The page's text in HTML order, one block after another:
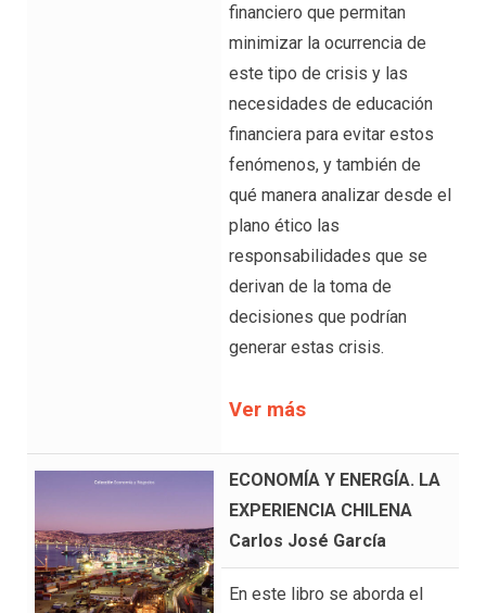
financiero que permitan
minimizar la ocurrencia de
este tipo de crisis y las
necesidades de educación
financiera para evitar estos
fenómenos, y también de
qué manera analizar desde el
plano ético las
responsabilidades que se
derivan de la toma de
decisiones que podrían
generar estas crisis.
Ver más
ECONOMÍA Y ENERGÍA. LA
EXPERIENCIA CHILENA
Carlos José García
En este libro se aborda el